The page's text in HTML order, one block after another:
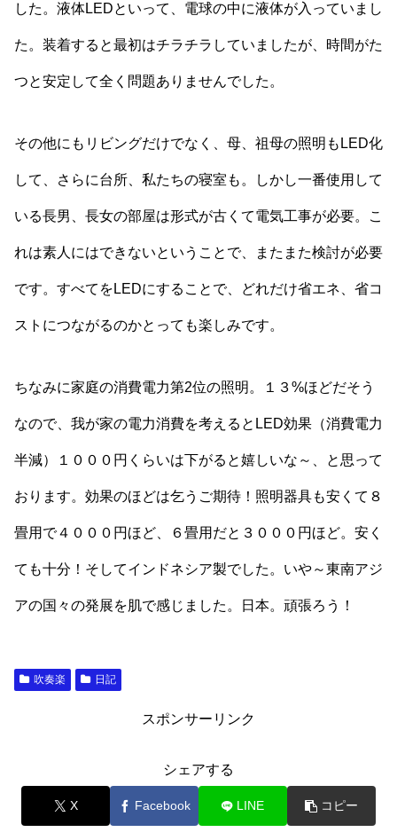
した。液体LEDといって、電球の中に液体が入っていまし
た。装着すると最初はチラチラしていましたが、時間がた
つと安定して全く問題ありませんでした。
その他にもリビングだけでなく、母、祖母の照明もLED化
して、さらに台所、私たちの寝室も。しかし一番使用して
いる長男、長女の部屋は形式が古くて電気工事が必要。こ
れは素人にはできないということで、またまた検討が必要
です。すべてをLEDにすることで、どれだけ省エネ、省コ
ストにつながるのかとっても楽しみです。
ちなみに家庭の消費電力第2位の照明。１３%ほどだそう
なので、我が家の電力消費を考えるとLED効果（消費電力
半減）１０００円くらいは下がると嬉しいな～、と思って
おります。効果のほどは乞うご期待！照明器具も安くて８
畳用で４０００円ほど、６畳用だと３０００円ほど。安く
ても十分！そしてインドネシア製でした。いや～東南アジ
アの国々の発展を肌で感じました。日本。頑張ろう！
吹奏楽 日記
スポンサーリンク
シェアする
X Facebook LINE コピー